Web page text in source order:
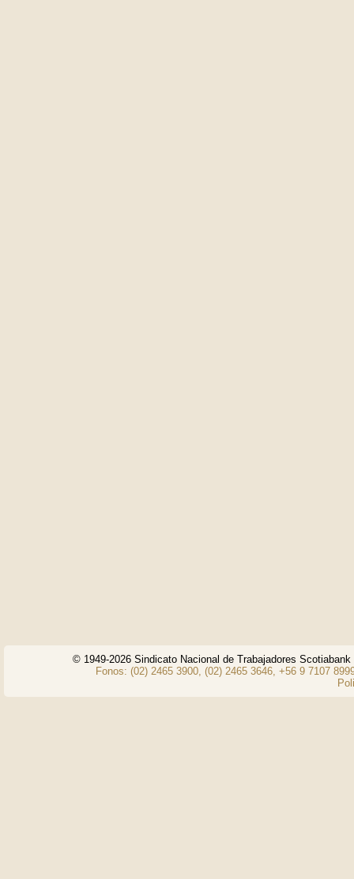
© 1949-2026 Sindicato Nacional de Trabajadores
Fonos: (02) 2465 3900, (02) 2465 3646, +56 9 7107